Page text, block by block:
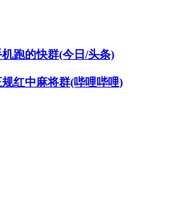
跑的快群(今日/头条)
红中麻将群(哔哩哔哩)